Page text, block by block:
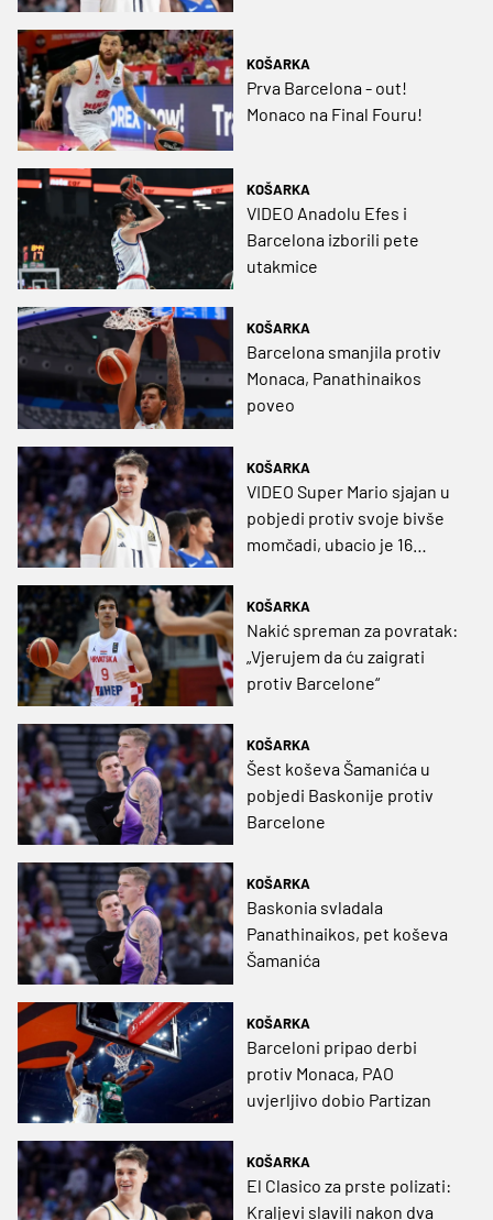
KOŠARKA
Prva Barcelona - out!
Monaco na Final Fouru!
KOŠARKA
VIDEO Anadolu Efes i
Barcelona izborili pete
utakmice
KOŠARKA
Barcelona smanjila protiv
Monaca, Panathinaikos
poveo
KOŠARKA
VIDEO Super Mario sjajan u
pobjedi protiv svoje bivše
momčadi, ubacio je 16
KOŠARKA
Nakić spreman za povratak:
„Vjerujem da ću zaigrati
protiv Barcelone“
KOŠARKA
Šest koševa Šamanića u
pobjedi Baskonije protiv
Barcelone
KOŠARKA
Baskonia svladala
Panathinaikos, pet koševa
Šamanića
KOŠARKA
Barceloni pripao derbi
protiv Monaca, PAO
uvjerljivo dobio Partizan
KOŠARKA
El Clasico za prste polizati:
Kraljevi slavili nakon dva